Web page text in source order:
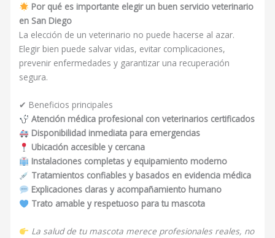
Por qué es importante elegir un buen servicio veterinario
en San Diego
La elección de un veterinario no puede hacerse al azar.
Elegir bien puede salvar vidas, evitar complicaciones,
prevenir enfermedades y garantizar una recuperación
segura.
✔ Beneficios principales
Atención médica profesional con veterinarios certificados
Disponibilidad inmediata para emergencias
Ubicación accesible y cercana
Instalaciones completas y equipamiento moderno
Tratamientos confiables y basados en evidencia médica
Explicaciones claras y acompañamiento humano
Trato amable y respetuoso para tu mascota
La salud de tu mascota merece profesionales reales, no